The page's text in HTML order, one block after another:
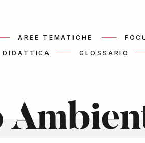
AREE TEMATICHE
DIDATTICA GLOSSARIO